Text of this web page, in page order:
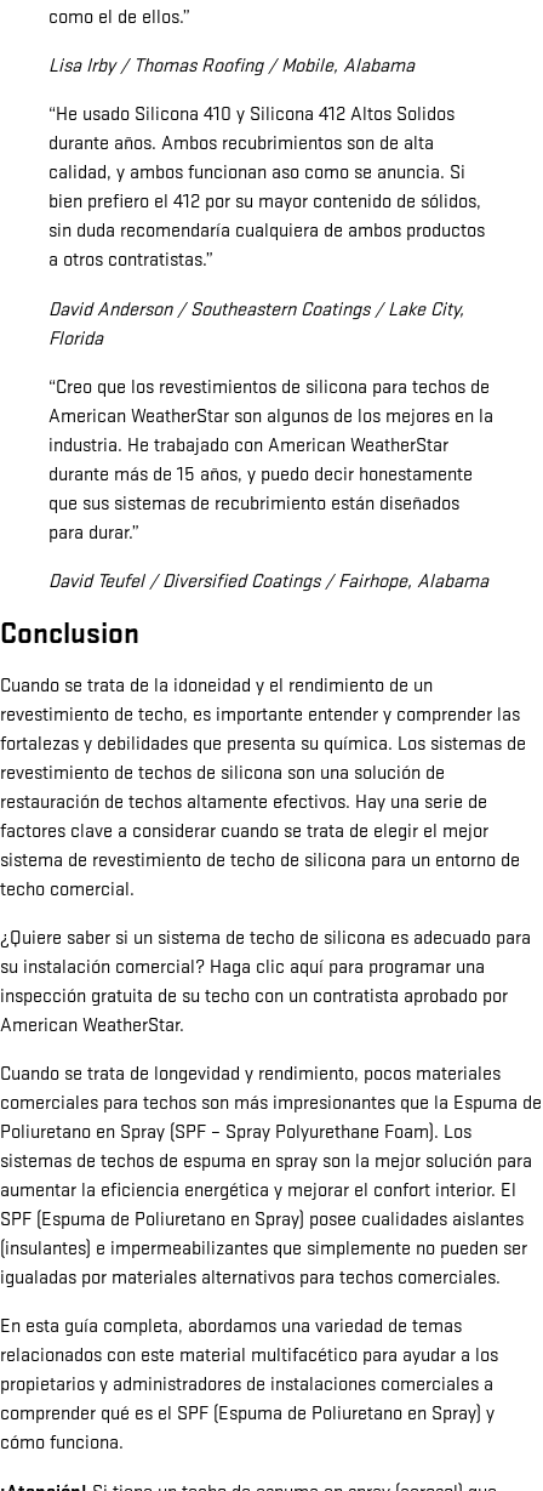
como el de ellos.”
Lisa Irby / Thomas Roofing / Mobile, Alabama
“He usado Silicona 410 y Silicona 412 Altos Solidos
durante años. Ambos recubrimientos son de alta
calidad, y ambos funcionan aso como se anuncia. Si
bien prefiero el 412 por su mayor contenido de sólidos,
sin duda recomendaría cualquiera de ambos productos
a otros contratistas.”
David Anderson / Southeastern Coatings / Lake City,
Florida
“Creo que los revestimientos de silicona para techos de
American WeatherStar son algunos de los mejores en la
industria. He trabajado con American WeatherStar
durante más de 15 años, y puedo decir honestamente
que sus sistemas de recubrimiento están diseñados
para durar.”
David Teufel / Diversified Coatings / Fairhope, Alabama
Conclusion
Cuando se trata de la idoneidad y el rendimiento de un
revestimiento de techo, es importante entender y comprender las
fortalezas y debilidades que presenta su química. Los sistemas de
revestimiento de techos de silicona son una solución de
restauración de techos altamente efectivos. Hay una serie de
factores clave a considerar cuando se trata de elegir el mejor
sistema de revestimiento de techo de silicona para un entorno de
techo comercial.
¿Quiere saber si un sistema de techo de silicona es adecuado para
su instalación comercial? Haga clic aquí para programar una
inspección gratuita de su techo con un contratista aprobado por
American WeatherStar.
Cuando se trata de longevidad y rendimiento, pocos materiales
comerciales para techos son más impresionantes que la Espuma de
Poliuretano en Spray (SPF – Spray Polyurethane Foam). Los
sistemas de techos de espuma en spray son la mejor solución para
aumentar la eficiencia energética y mejorar el confort interior. El
SPF (Espuma de Poliuretano en Spray) posee cualidades aislantes
(insulantes) e impermeabilizantes que simplemente no pueden ser
igualadas por materiales alternativos para techos comerciales.
En esta guía completa, abordamos una variedad de temas
relacionados con este material multifacético para ayudar a los
propietarios y administradores de instalaciones comerciales a
comprender qué es el SPF (Espuma de Poliuretano en Spray) y
cómo funciona.